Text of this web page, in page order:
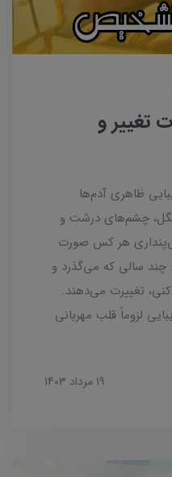
تغییر و
ظاهری آدم‌ها
چشم‌های درشت و
هر کس صورت
چند سالی که می‌گذرد و
تغییرت می‌دهند.
لزوماً قلب مهربانی
19 مرداد 1403